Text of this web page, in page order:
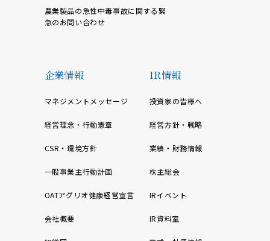
農業製品の急性中毒事故に関する緊
急のお問い合わせ
企業情報
マネジメントメッセージ
経営理念・行動憲章
CSR・環境方針
一般事業主行動計画
OATアグリオ健康経営宣言
会社概要
IR情報
投資家の皆様へ
経営方針・戦略
業績・財務情報
株主総会
IRイベント
IR資料室